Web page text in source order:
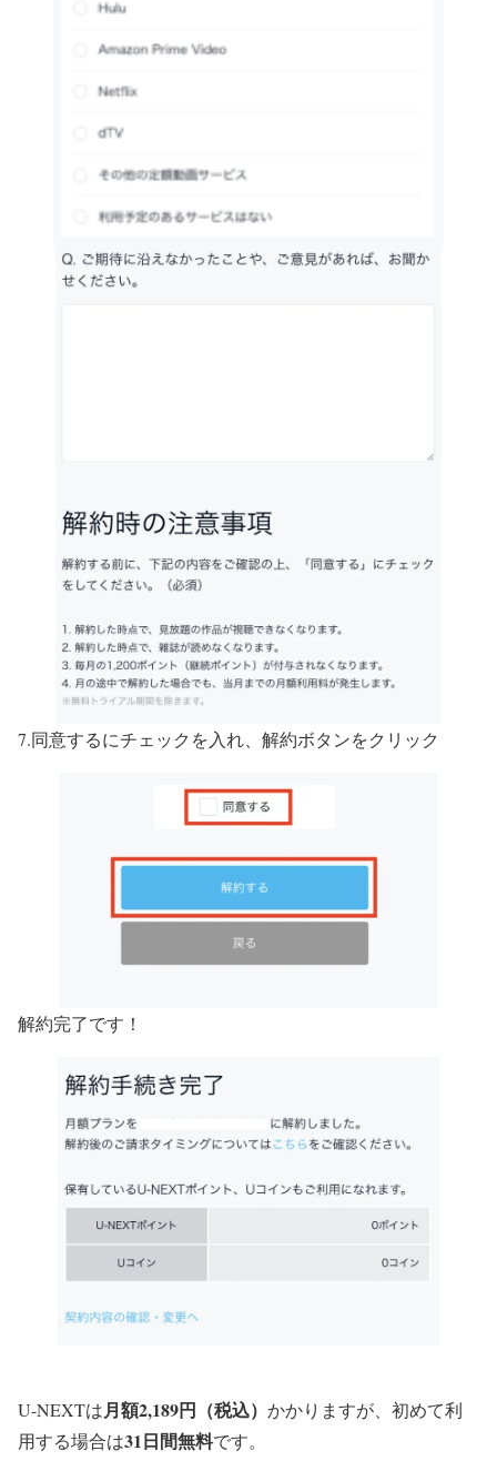
7.同意するにチェックを入れ、解約ボタンをクリック
解約完了です！
U-NEXTは月額2,189円（税込） かかりますが、初めて利
用する場合は31日間無料です。